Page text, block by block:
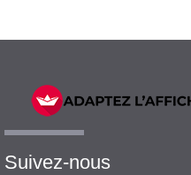
Suivez-nous